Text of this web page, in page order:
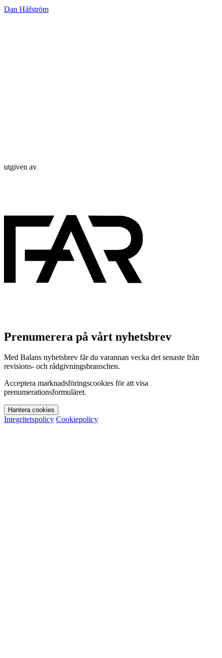
Dan Håfström
utgiven av
Prenumerera på vårt nyhetsbrev
Med Balans nyhetsbrev får du varannan vecka det senaste från
revisions- och rådgivningsbranschen.
Acceptera marknadsföringscookies för att visa
prenumerationsformuläret.
Hantera cookies
Integritetspolicy Cookiepolicy